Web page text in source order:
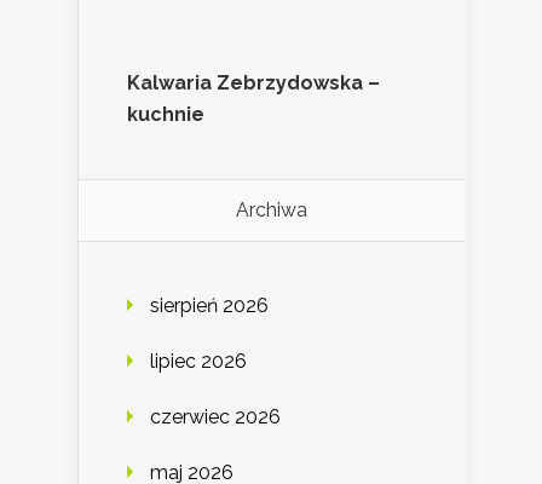
Kalwaria Zebrzydowska –
kuchnie
Archiwa
sierpień 2026
lipiec 2026
czerwiec 2026
maj 2026